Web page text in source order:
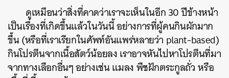
ดูเหมือนว่าสิ่งที่คาดว่าเราจะเห็นในอีก 30 ปีข้างหน้า
เป็นเรื่องที่เกิดขึ้นแล้วในวันนี้ อย่างการที่ผู้คนกินผักมาก
ขึ้น (หรือที่เราเรียกในศัพท์อันแพร่หลายว่า plant-based)
กินโปรตีนจากเนื้อสัตว์น้อยลง เราอาจหันไปหาโปรตีนที่มา
จากทางเลือกอื่นๆ อย่างเช่น แมลง พืชฝักตระกูลถั่ว หรือ